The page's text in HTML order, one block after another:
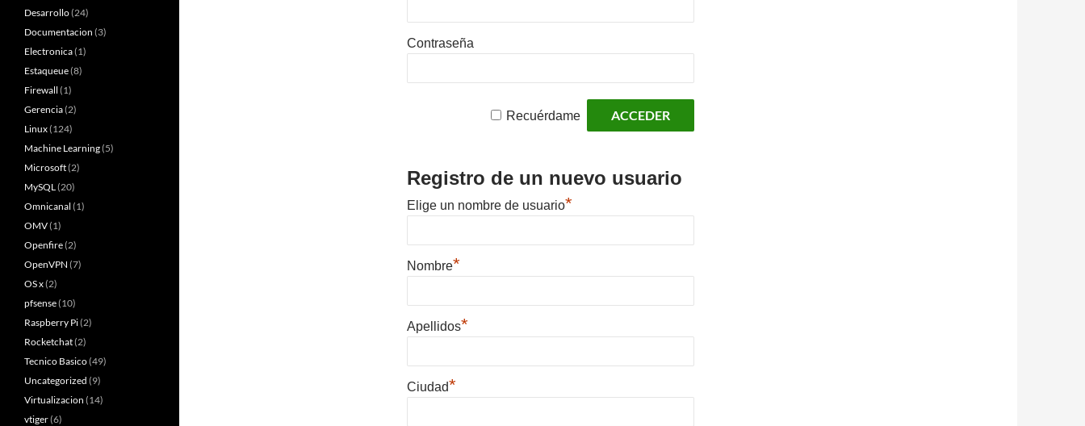
Contraseña
Recuérdame
Registro de un nuevo usuario
Elige un nombre de usuario*
Nombre*
Apellidos*
Ciudad*
Desarrollo(24)
Documentacion (3)
Electronica(1)
Estaqueue(8)
Firewall (1)
Gerencia(2)
Linux(124)
Machine Learning(5)
Microsoft(2)
MySQL (20)
Omnicanal (1)
OMV(1)
Openfire(2)
OpenVPN (7)
OS x(2)
pfsense(10)
Raspberry Pi(2)
Rocketchat(2)
Tecnico Basico(49)
Uncategorized (9)
Virtualizacion (14)
vtiger(6)